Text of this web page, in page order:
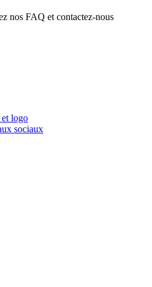
nos FAQ et contactez-nous
logo
sociaux